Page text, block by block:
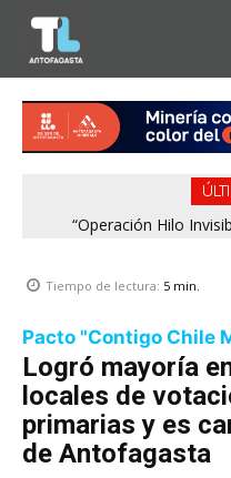
“Operación Hilo
Tiempo de lectura: 5 min.
Pacto "Contigo Chile
Logró mayoría
locales de
primarias y es
de Antofagasta